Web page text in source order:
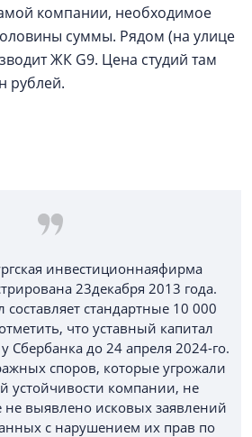
компании, необходимое
суммы. Рядом (на улице
ЖК G9. Цена студий там
рублей.
инвестиционнаяфирма
23декабря 2013 года.
составляет стандартные 10 000
что уставный капитал
Сбербанка до 24 апреля 2024-го.
споров, которые угрожали
устойчивости компании, не
выявлено исковых заявлений
с нарушением их прав по